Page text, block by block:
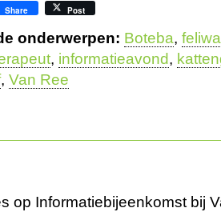
Share Post
onderwerpen: Boteba,
, informatieavond,
, Van Ree
op Informatiebijeenkomst bij